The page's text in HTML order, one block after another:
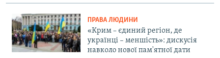
ПРАВА ЛЮДИНИ
«Крим – єдиний регіон, де
українці – меншість»: дискусія
навколо нової пам'ятної дати